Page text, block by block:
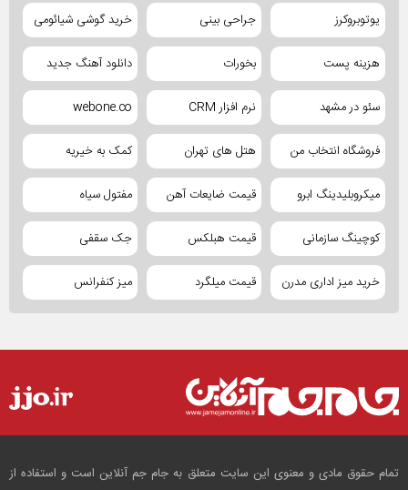
یوتوبروکرز جراحی بینی خرید گوشی شیائومی
هزینه پست بخورات دانلود آهنگ جدید
سئو در مشهد نرم افزار CRM webone.co
فروشگاه انتخاب من هتل های تهران کمک به خیریه
میکروبلیدینگ ابرو قیمت ضایعات آهن مفتول سیاه
کوچینگ سازمانی قیمت هبلکس جک سقفی
خرید میز اداری مدرن قیمت میلگرد میز کنفرانس
تمام حقوق مادی و معنوی این سایت متعلق به جام جم آنلاین است و استفاده از